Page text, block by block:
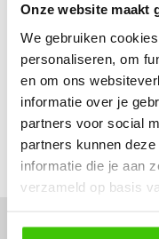
Onze website maakt
We gebruiken
personaliseren, om
en om ons
informatie over je
partners voor social
partners kunnen
informatie die je aan
verzameld op basis
Specificaties
Delen